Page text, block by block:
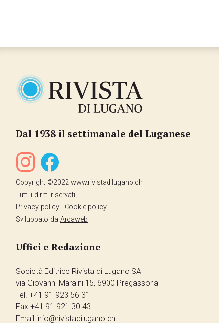
Dal 1938 il settimanale del Luganese
Copyright ©2022 www.rivistadilugano.ch
Tutti i diritti riservati
Privacy policy
Cookie policy
Sviluppato da Arcaweb
Uffici e Redazione
Società Editrice Rivista di Lugano SA
via Giovanni Maraini 15, 6900 Pregassona
Tel. +41 91 923 56 31
Fax +41 91 921 30 43
Email info@rivistadilugano.ch